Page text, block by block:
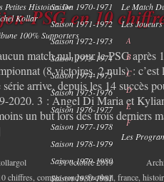
Petites Histoires De
Kollar
100% Supporters
Saison 1970-1971
Saison 1971-1972
Saison 1972-1973
Saison 1973-1974
Saison 1974-1975
Saison 1975-1976
Saison 1976-1977
Saison 1977-1978
Saison 1978-1979
Saison 1979-1980
Saison 1980-1981
Le Match
Les
A
B
C
D
E
F
Les
PSG en 10
match nul pour le PSG après
(8 victoires, 2 nuls) : c’est
série arrive, depuis les 14 succès
2020. 3 : Angel Di Maria et
un but lors des trois derniers
31 octobre 2019
chiffres compte-rendu,football france